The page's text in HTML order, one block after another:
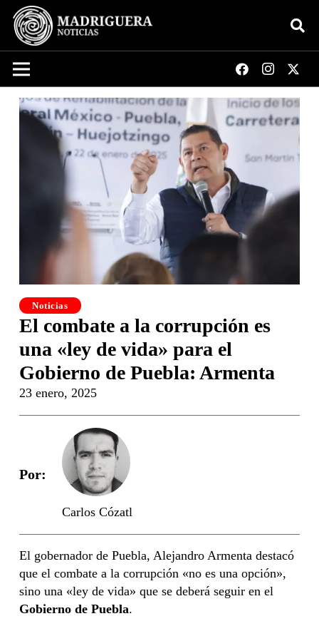
Noticias
El combate a la corrupción es
una «ley de vida» para el
Gobierno de Puebla: Armenta
23 enero, 2025
Por:
Carlos Cózatl
El gobernador de Puebla, Alejandro Armenta destacó
que el combate a la corrupción «no es una opción»,
sino una «ley de vida» que se deberá seguir en el
Gobierno de Puebla.